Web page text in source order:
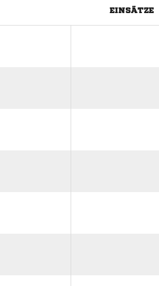
EINSÄTZE